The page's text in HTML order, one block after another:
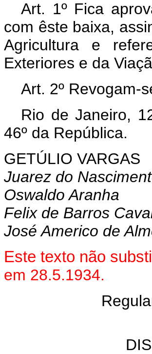
Art. 1º Fica
com êste baixa,
Agricultura e
Exteriores e da
Art. 2º Revogam-
Rio de Janeiro,
46º da República.
GETÚLIO VARGAS
Juarez do
Oswaldo Aranha
Felix de Barros
José Americo de
Este texto não
em 28.5.1934.